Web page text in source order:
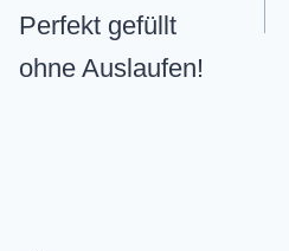
Perfekt gefüllt
ohne Auslaufen!